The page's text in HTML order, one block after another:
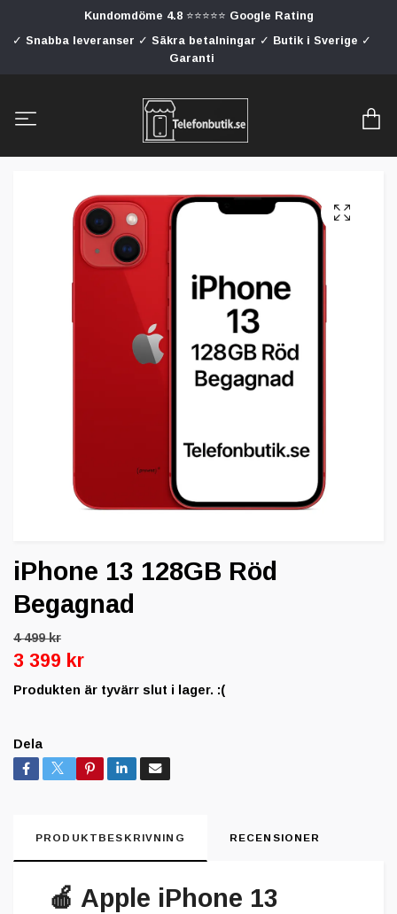
Kundomdöme 4.8 ⭐⭐⭐⭐⭐ Google Rating
✓ Snabba leveranser ✓ Säkra betalningar ✓ Butik i Sverige ✓
Garanti
iPhone 13 128GB Röd
Begagnad
4 499 kr
3 399 kr
Produkten är tyvärr slut i lager. :(
Dela
PRODUKTBESKRIVNING RECENSIONER
🍎 Apple iPhone 13